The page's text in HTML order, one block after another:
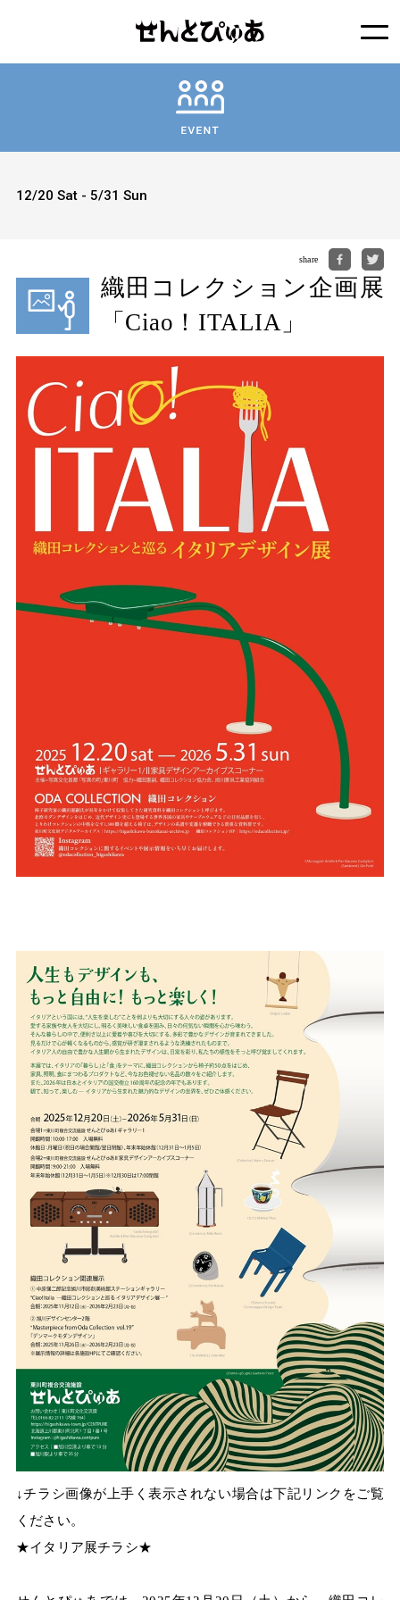
12/20 Sat - 5/31 Sun
share
織田コレクション企画展
「Ciao！ITALIA」
↓チラシ画像が上手く表示されない場合は下記リンクをご覧
ください。
★イタリア展チラシ★